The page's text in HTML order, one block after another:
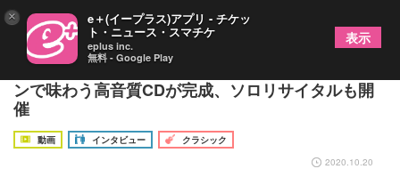
會田瑞樹に聞く～日本のメロディーをヴィブラフォ
ンで味わう高音質CDが完成、ソロリサイタルも開
催
動画 インタビュー
クラシック
2020.10.20
× e＋(イープラス)アプリ - チケッ
ト・ニュース・スマチケ
eplus inc.
無料 - Google Play
表示